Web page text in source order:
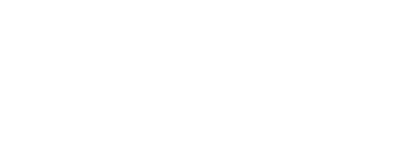
novedades del mercado de La Liga